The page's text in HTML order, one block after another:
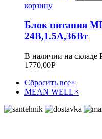
корзину
Блок питания
24В,1.5А,36Вт
В наличии на складе
1770,00Р
Сбросить все×
MEAN WELL×